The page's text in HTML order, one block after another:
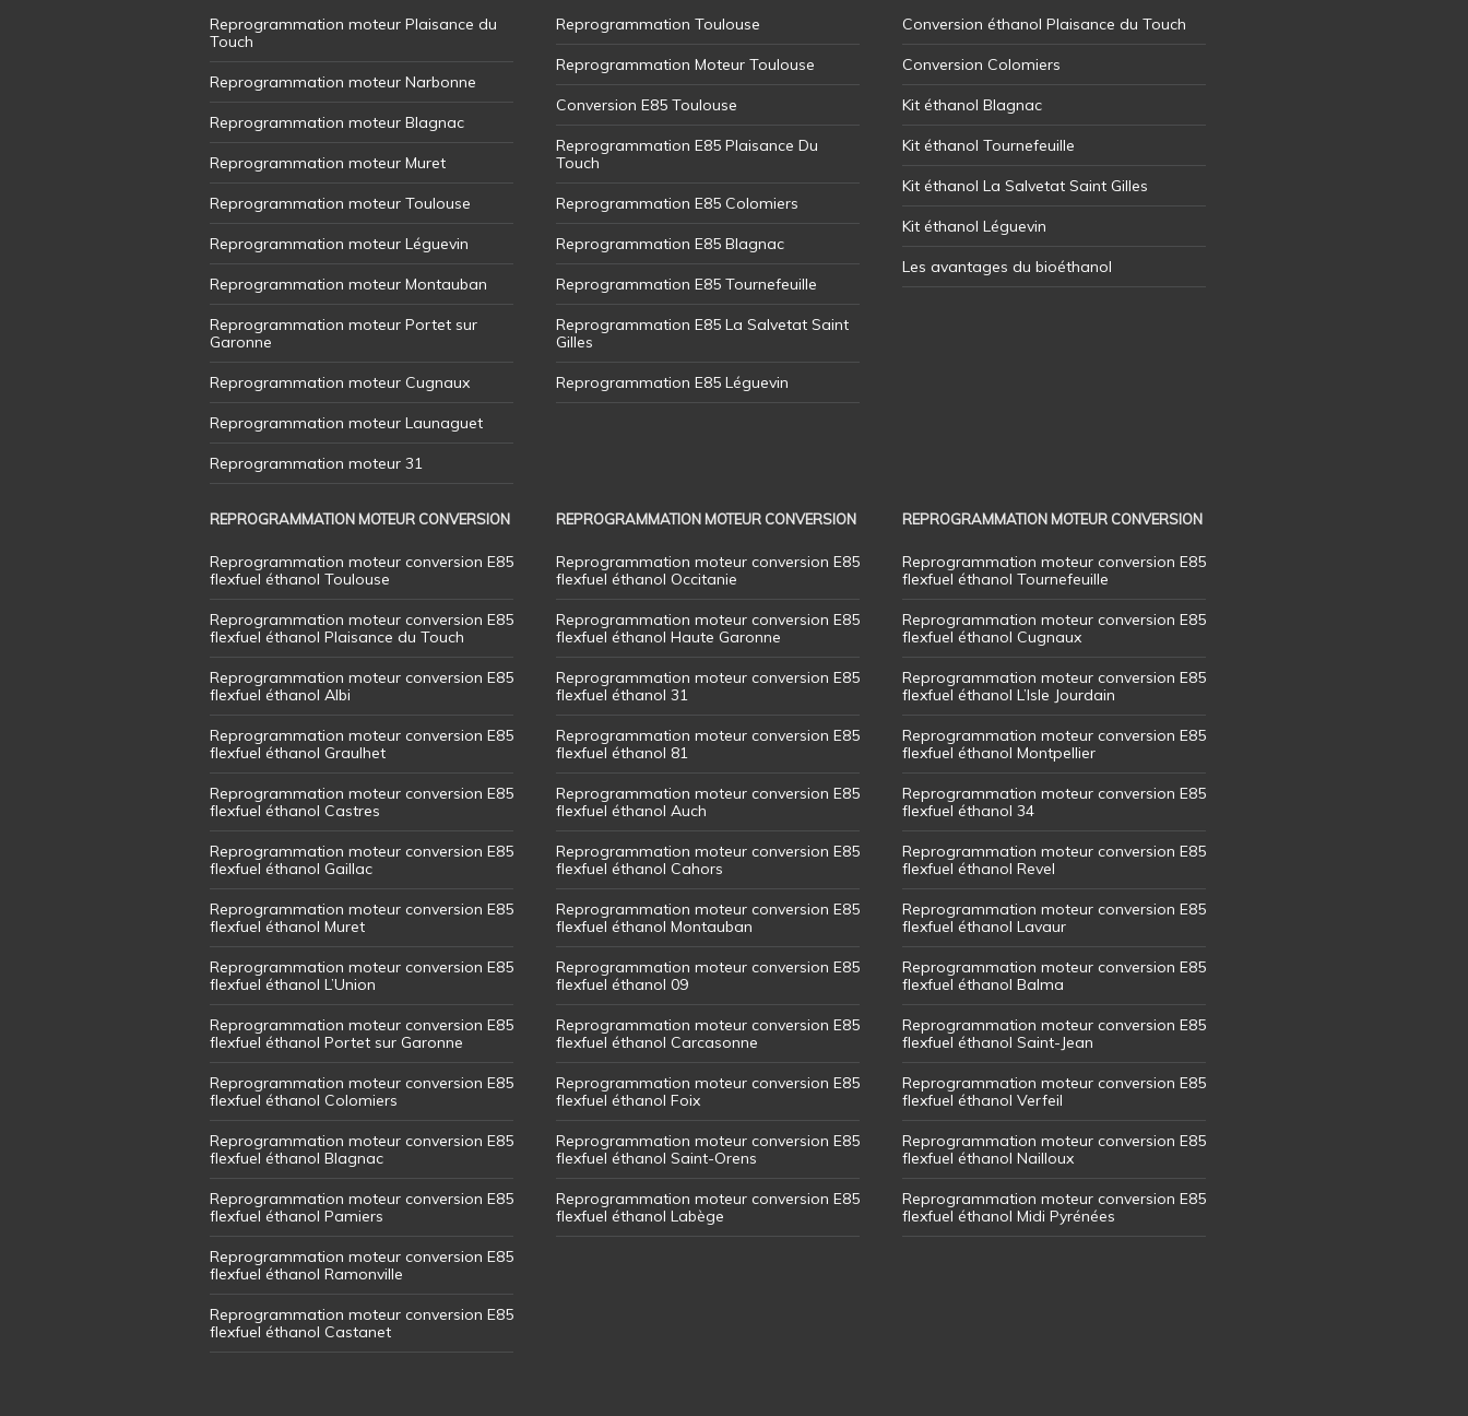
Reprogrammation moteur Plaisance du
Touch
Reprogrammation moteur Narbonne
Reprogrammation moteur Blagnac
Reprogrammation moteur Muret
Reprogrammation moteur Toulouse
Reprogrammation moteur Léguevin
Reprogrammation moteur Montauban
Reprogrammation moteur Portet sur
Garonne
Reprogrammation moteur Cugnaux
Reprogrammation moteur Launaguet
Reprogrammation moteur 31
Reprogrammation Toulouse
Reprogrammation Moteur Toulouse
Conversion E85 Toulouse
Reprogrammation E85 Plaisance Du
Touch
Reprogrammation E85 Colomiers
Reprogrammation E85 Blagnac
Reprogrammation E85 Tournefeuille
Reprogrammation E85 La Salvetat Saint
Gilles
Reprogrammation E85 Léguevin
Conversion éthanol Plaisance du Touch
Conversion Colomiers
Kit éthanol Blagnac
Kit éthanol Tournefeuille
Kit éthanol La Salvetat Saint Gilles
Kit éthanol Léguevin
Les avantages du bioéthanol
REPROGRAMMATION MOTEUR CONVERSION
Reprogrammation moteur conversion E85
flexfuel éthanol Toulouse
Reprogrammation moteur conversion E85
flexfuel éthanol Plaisance du Touch
Reprogrammation moteur conversion E85
flexfuel éthanol Albi
Reprogrammation moteur conversion E85
flexfuel éthanol Graulhet
Reprogrammation moteur conversion E85
flexfuel éthanol Castres
Reprogrammation moteur conversion E85
flexfuel éthanol Gaillac
Reprogrammation moteur conversion E85
flexfuel éthanol Muret
Reprogrammation moteur conversion E85
flexfuel éthanol L’Union
Reprogrammation moteur conversion E85
flexfuel éthanol Portet sur Garonne
Reprogrammation moteur conversion E85
flexfuel éthanol Colomiers
Reprogrammation moteur conversion E85
flexfuel éthanol Blagnac
Reprogrammation moteur conversion E85
flexfuel éthanol Pamiers
Reprogrammation moteur conversion E85
flexfuel éthanol Ramonville
Reprogrammation moteur conversion E85
flexfuel éthanol Castanet
REPROGRAMMATION MOTEUR CONVERSION
Reprogrammation moteur conversion E85
flexfuel éthanol Occitanie
Reprogrammation moteur conversion E85
flexfuel éthanol Haute Garonne
Reprogrammation moteur conversion E85
flexfuel éthanol 31
Reprogrammation moteur conversion E85
flexfuel éthanol 81
Reprogrammation moteur conversion E85
flexfuel éthanol Auch
Reprogrammation moteur conversion E85
flexfuel éthanol Cahors
Reprogrammation moteur conversion E85
flexfuel éthanol Montauban
Reprogrammation moteur conversion E85
flexfuel éthanol 09
Reprogrammation moteur conversion E85
flexfuel éthanol Carcasonne
Reprogrammation moteur conversion E85
flexfuel éthanol Foix
Reprogrammation moteur conversion E85
flexfuel éthanol Saint-Orens
Reprogrammation moteur conversion E85
flexfuel éthanol Labège
REPROGRAMMATION MOTEUR CONVERSION
Reprogrammation moteur conversion E85
flexfuel éthanol Tournefeuille
Reprogrammation moteur conversion E85
flexfuel éthanol Cugnaux
Reprogrammation moteur conversion E85
flexfuel éthanol L’Isle Jourdain
Reprogrammation moteur conversion E85
flexfuel éthanol Montpellier
Reprogrammation moteur conversion E85
flexfuel éthanol 34
Reprogrammation moteur conversion E85
flexfuel éthanol Revel
Reprogrammation moteur conversion E85
flexfuel éthanol Lavaur
Reprogrammation moteur conversion E85
flexfuel éthanol Balma
Reprogrammation moteur conversion E85
flexfuel éthanol Saint-Jean
Reprogrammation moteur conversion E85
flexfuel éthanol Verfeil
Reprogrammation moteur conversion E85
flexfuel éthanol Nailloux
Reprogrammation moteur conversion E85
flexfuel éthanol Midi Pyrénées